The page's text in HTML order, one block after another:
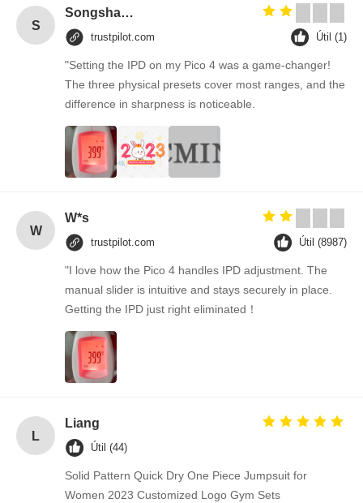
S
Songshang
trustpilot.com Útil (1)
"Setting the IPD on my Pico 4 was a game-changer!
The three physical presets cover most ranges, and the
difference in sharpness is noticeable.
W
W*s
trustpilot.com Útil (8987)
"I love how the Pico 4 handles IPD adjustment. The
manual slider is intuitive and stays securely in place.
Getting the IPD just right eliminated！
L
Liang
Útil (44)
Solid Pattern Quick Dry One Piece Jumpsuit for
Women 2023 Customized Logo Gym Sets